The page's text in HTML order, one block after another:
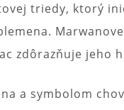
triedy, ktorý
zdôrazňuje jeho
a symbolom